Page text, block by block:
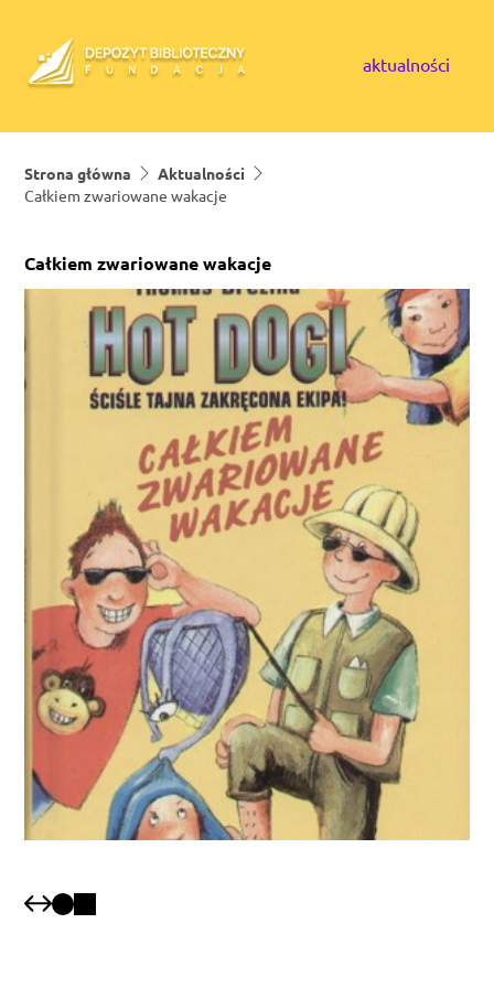
aktualności
Strona główna
Aktualności
Całkiem zwariowane wakacje
Całkiem zwariowane wakacje